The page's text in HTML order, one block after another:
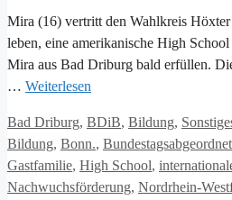
Mira (16) vertritt den Wahlkreis
leben, eine amerikanische High
Mira aus Bad Driburg bald erfüllen.
… Weiterlesen
Kategorien
Bad Driburg, BDiB, Bildung,
Bildung, Bonn.,
Gastfamilie, High School,
Nachwuchsförderung, Nordrhein-